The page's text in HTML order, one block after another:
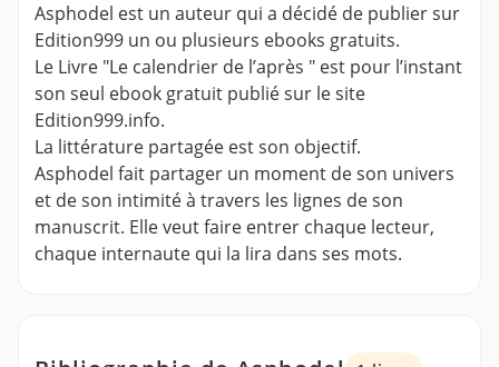
Asphodel est un auteur qui a décidé de publier sur
Edition999 un ou plusieurs ebooks gratuits.
Le Livre "Le calendrier de l’après " est pour l’instant
son seul ebook gratuit publié sur le site
Edition999.info.
La littérature partagée est son objectif.
Asphodel fait partager un moment de son univers
et de son intimité à travers les lignes de son
manuscrit. Elle veut faire entrer chaque lecteur,
chaque internaute qui la lira dans ses mots.